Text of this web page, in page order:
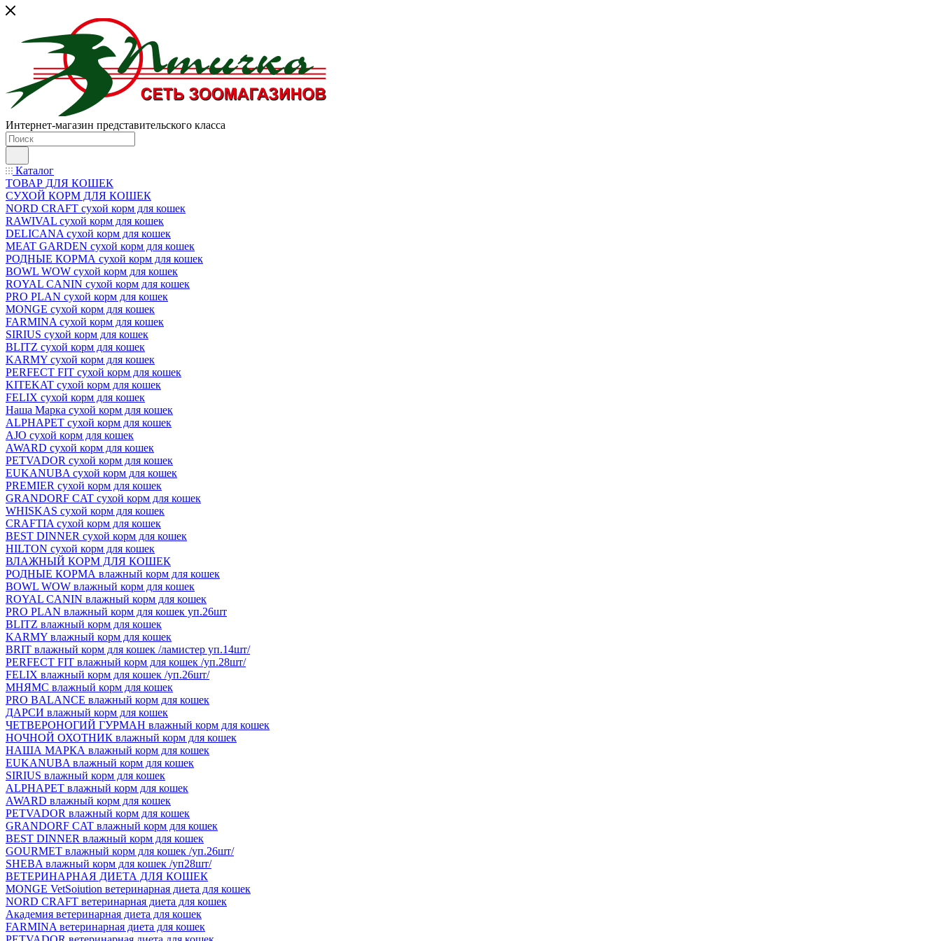
Интернет-магазин представительского класса
Каталог
ТОВАР ДЛЯ КОШЕК
СУХОЙ КОРМ ДЛЯ КОШЕК
NORD CRAFT сухой корм для кошек
RAWIVAL сухой корм для кошек
DELICANA сухой корм для кошек
MEAT GARDEN сухой корм для кошек
РОДНЫЕ КОРМА сухой корм для кошек
BOWL WOW сухой корм для кошек
ROYAL CANIN сухой корм для кошек
PRO PLAN сухой корм для кошек
MONGE сухой корм для кошек
FARMINA сухой корм для кошек
SIRIUS сухой корм для кошек
BLITZ сухой корм для кошек
KARMY сухой корм для кошек
PERFECT FIT сухой корм для кошек
KITEKAT сухой корм для кошек
FELIX сухой корм для кошек
Наша Марка сухой корм для кошек
ALPHAPET сухой корм для кошек
AJO сухой корм для кошек
AWARD сухой корм для кошек
PETVADOR сухой корм для кошек
EUKANUBA сухой корм для кошек
PREMIER сухой корм для кошек
GRANDORF CAT сухой корм для кошек
WHISKAS сухой корм для кошек
CRAFTIA сухой корм для кошек
BEST DINNER сухой корм для кошек
HILTON сухой корм для кошек
ВЛАЖНЫЙ КОРМ ДЛЯ КОШЕК
РОДНЫЕ КОРМА влажный корм для кошек
BOWL WOW влажный корм для кошек
ROYAL CANIN влажный корм для кошек
PRO PLAN влажный корм для кошек уп.26шт
BLITZ влажный корм для кошек
KARMY влажный корм для кошек
BRIT влажный корм для кошек /ламистер уп.14шт/
PERFECT FIT влажный корм для кошек /уп.28шт/
FELIX влажный корм для кошек /уп.26шт/
МНЯМС влажный корм для кошек
PRO BALANCE влажный корм для кошек
ДАРСИ влажный корм для кошек
ЧЕТВЕРОНОГИЙ ГУРМАН влажный корм для кошек
НОЧНОЙ ОХОТНИК влажный корм для кошек
НАША МАРКА влажный корм для кошек
EUKANUBA влажный корм для кошек
SIRIUS влажный корм для кошек
ALPHAPET влажный корм для кошек
AWARD влажный корм для кошек
PETVADOR влажный корм для кошек
GRANDORF CAT влажный корм для кошек
BEST DINNER влажный корм для кошек
GOURMET влажный корм для кошек /уп.26шт/
SHEBA влажный корм для кошек /уп28шт/
ВЕТЕРИНАРНАЯ ДИЕТА ДЛЯ КОШЕК
MONGE VetSoiution ветеринарная диета для кошек
NORD CRAFT ветеринарная диета для кошек
Академия ветеринарная диета для кошек
FARMINA ветеринарная диета для кошек